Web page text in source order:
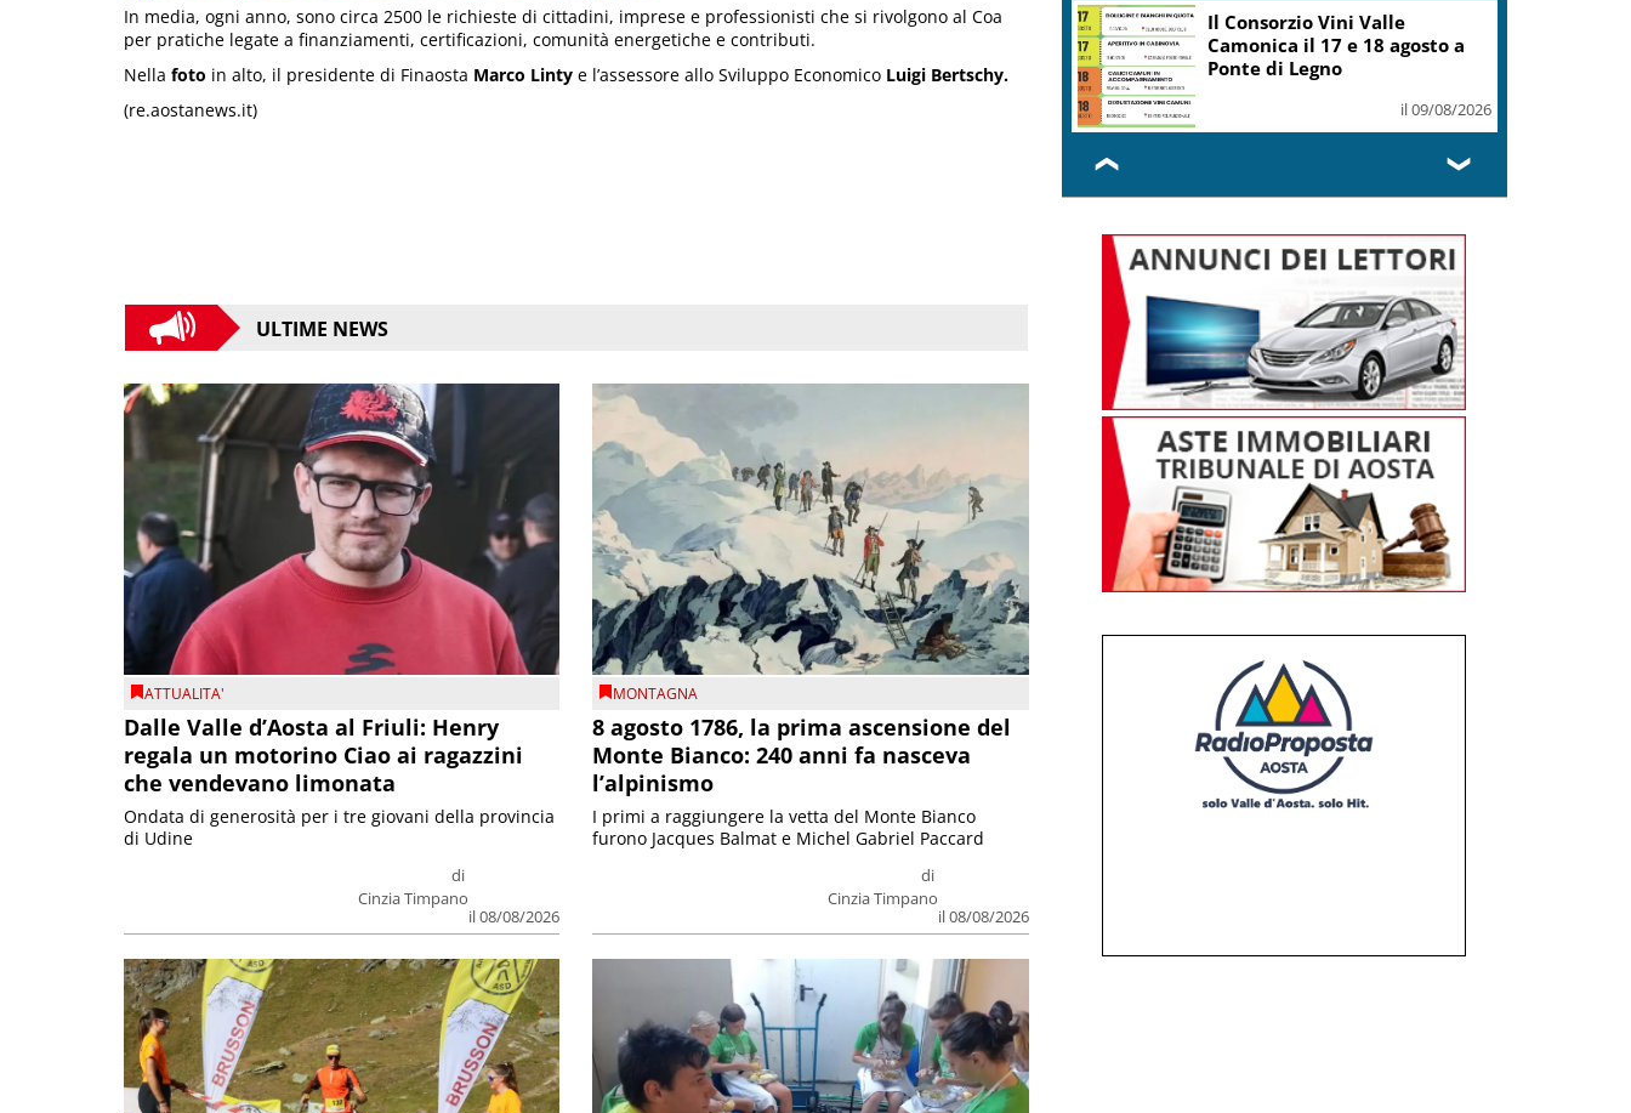
In media, ogni anno, sono circa 2500 le richieste di cittadini, imprese e professionisti che si rivolgono al Coa
per pratiche legate a finanziamenti, certificazioni, comunità energetiche e contributi.
Nella foto in alto, il presidente di Finaosta Marco Linty e l’assessore allo Sviluppo Economico Luigi Bertschy.
(re.aostanews.it)
ULTIME NEWS
ATTUALITA'
Dalle Valle d’Aosta al Friuli: Henry
regala un motorino Ciao ai ragazzini
che vendevano limonata
di
Cinzia Timpano
il 08/08/2026
Ondata di generosità per i tre giovani della provincia
di Udine
MONTAGNA
8 agosto 1786, la prima ascensione del
Monte Bianco: 240 anni fa nasceva
l’alpinismo
di
Cinzia Timpano
il 08/08/2026
I primi a raggiungere la vetta del Monte Bianco
furono Jacques Balmat e Michel Gabriel Paccard
Il Consorzio Vini Valle
Camonica il 17 e 18 agosto a
Ponte di Legno
il 09/08/2026
❮ ❯